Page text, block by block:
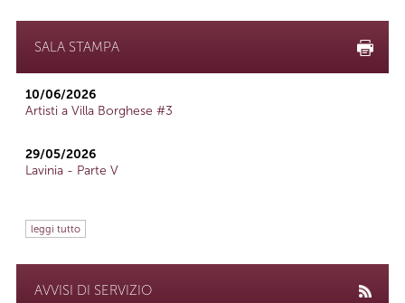
SALA STAMPA
10/06/2026
Artisti a Villa Borghese #3
29/05/2026
Lavinia - Parte V
leggi tutto
AVVISI DI SERVIZIO